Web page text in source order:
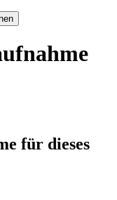
für dieses